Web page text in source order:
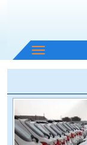
باز
و
منو